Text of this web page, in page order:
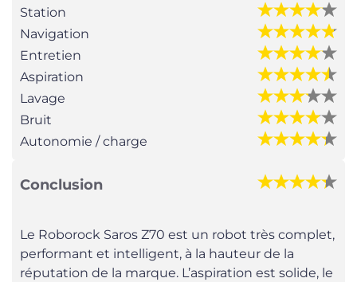
Station
Navigation
Entretien
Aspiration
Lavage
Bruit
Autonomie / charge
Conclusion
Le Roborock Saros Z70 est un robot très complet,
performant et intelligent, à la hauteur de la
réputation de la marque. L’aspiration est solide, le